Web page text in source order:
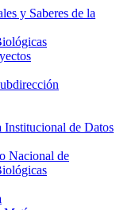
y Saberes de la
Institucional de Datos
Nacional de